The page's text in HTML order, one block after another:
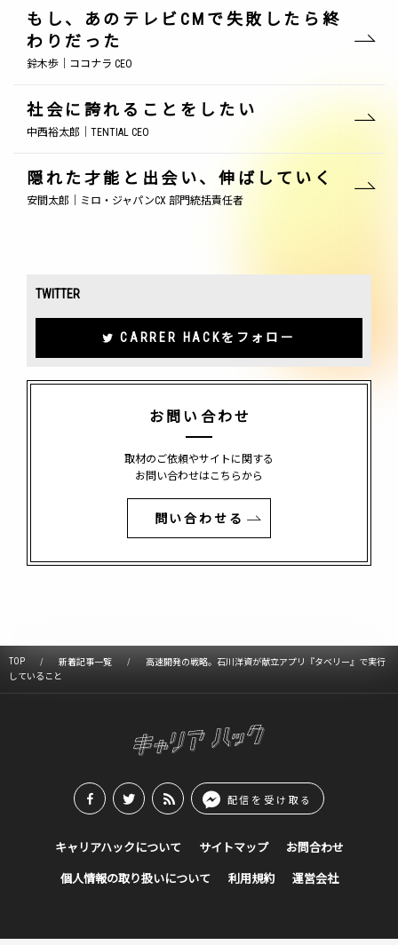
もし、あのテレビCMで失敗したら終
わりだった
鈴木歩｜ココナラ CEO
社会に誇れることをしたい
中西裕太郎｜TENTIAL CEO
隠れた才能と出会い、伸ばしていく
安間太郎｜ミロ・ジャパンCX 部門統括責任者
TWITTER
CARRER HACKをフォロー
お問い合わせ
取材のご依頼やサイトに関する
お問い合わせはこちらから
問い合わせる
TOP 新着記事一覧
高速開発の戦略。石川洋資が献立アプリ『タベリー』で実行
していること
配信を受け取る
キャリアハックについて サイトマップ お問合わせ
個人情報の取り扱いについて 利用規約 運営会社